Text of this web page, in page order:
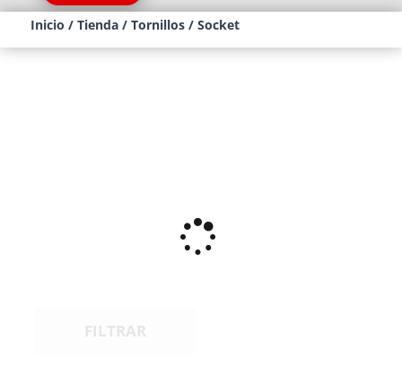
Inicio / Tienda/ Tornillos/ Socket